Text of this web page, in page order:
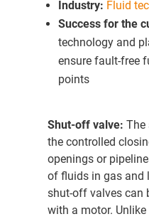
Industry: Fluid
Success for the
technology and
ensure fault-free
points
Shut-off valve: The
the controlled
openings or
of fluids in gas and
shut-off valves can
with a motor.